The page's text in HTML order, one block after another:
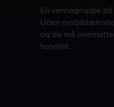
En vennegruppe
En vennegruppe
Uden
og de må
hotellet...